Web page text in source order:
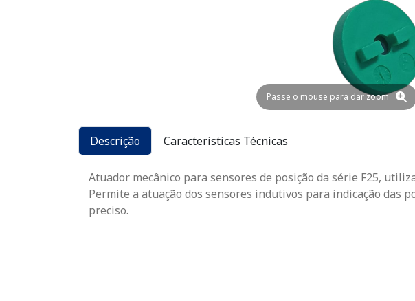
Passe o mouse para dar zoom
Descrição Caracteristicas Técnicas
Atuador mecânico para sensores de posição da série F25,
Permite a atuação dos sensores indutivos para indicação das
preciso.